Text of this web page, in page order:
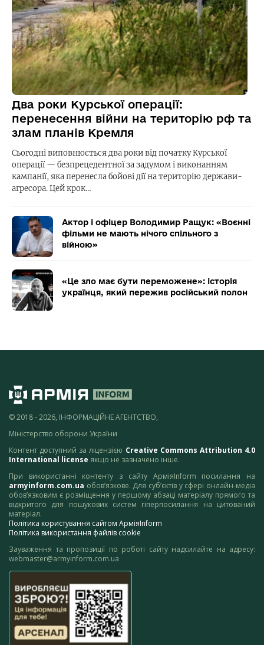
Два роки Курської операції:
перенесення війни на територію рф та
злам планів Кремля
Сьогодні виповнюється два роки від початку Курської
операції — безпрецедентної за задумом і виконанням
кампанії, яка перенесла бойові дії на територію держави-
агресора. Цей крок…
Актор і офіцер Володимир Ращук: «Воєнні
фільми не мають нічого спільного з
війною»
«Це зло має бути переможене»: історія
українця, який пережив російський полон
© 2018 - 2026, ІНФОРМАЦІЙНЕ АГЕНТСТВО,
Міністерство оборони України
Контент доступний за ліцензією Creative Commons Attribution 4.0
International license якщо не зазначено інше.
При використанні контенту з сайту АрміяInform посилання на
armyinform.com.ua обов’язкове. Для суб’єктів у сфері онлайн-медіа
обов’язковим є розміщення у першому абзаці матеріалу прямого та
відкритого для пошукових систем гіперпосилання на цитований
матеріал.
Політика користування сайтом АрміяInform
Політика використання файлів cookie
Зауваження та пропозиції по роботі сайту надсилайте на адресу:
webmaster@armyinform.com.ua